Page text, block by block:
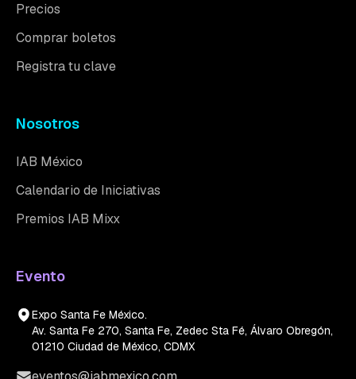
Precios
Comprar boletos
Registra tu clave
Nosotros
IAB México
Calendario de Iniciativas
Premios IAB Mixx
Evento
Expo Santa Fe México.
Av. Santa Fe 270, Santa Fe, Zedec Sta Fé, Álvaro Obregón,
01210 Ciudad de México, CDMX